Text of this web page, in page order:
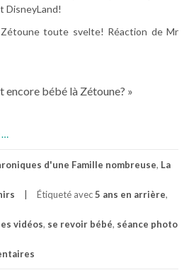
DisneyLand!
toute svelte! Réaction de Mr
encore bébé là Zétoune? »
r
p
s
e
…
d'une Famille nombreuse, La
Étiqueté avec5 ans en arrière,
vidéos, se revoir bébé, séance photo